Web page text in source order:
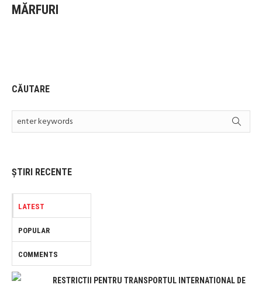
MĂRFURI
CĂUTARE
ȘTIRI RECENTE
LATEST
POPULAR
COMMENTS
RESTRICTII PENTRU TRANSPORTUL INTERNATIONAL DE